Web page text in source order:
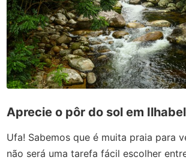
Aprecie o pôr do sol em
Ufa! Sabemos que é muita praia para
não será uma tarefa fácil escolher